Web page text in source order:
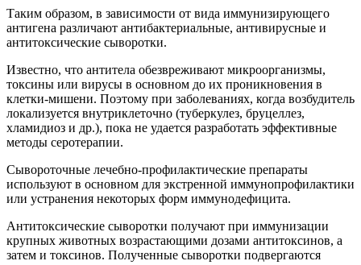
Таким образом, в зависимости от вида иммунизирующего
антигена различают антибактериальные, антивирусные и
антитоксические сыворотки.
Известно, что антитела обезвреживают микроорганизмы,
токсины или вирусы в основном до их проникновения в
клетки-мишени. Поэтому при заболеваниях, когда возбудитель
локализуется внутриклеточно (туберкулез, бруцеллез,
хламидиоз и др.), пока не удается разработать эффективные
методы серотерапии.
Сывороточные лечебно-профилактические препараты
используют в основном для экстренной иммунопрофилактики
или устранения некоторых форм иммунодефицита.
Антитоксические сыворотки получают при иммунизации
крупных животных возрастающими дозами антитоксинов, а
затем и токсинов. Полученные сыворотки подвергаются